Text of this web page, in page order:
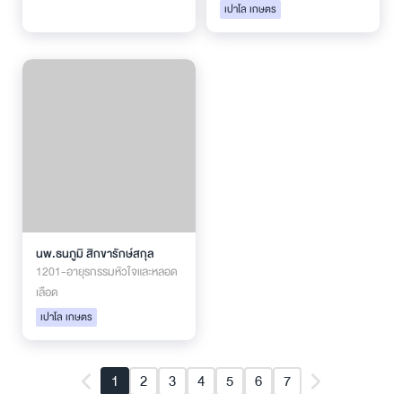
เปาโล เกษตร
นพ.ธนภูมิ สิกขารักษ์สกุล
1201-อายุรกรรมหัวใจและหลอด
เลือด
เปาโล เกษตร
1 2 3 4 5 6 7